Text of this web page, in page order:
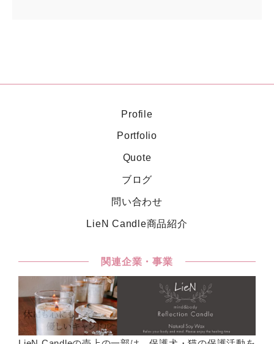
Profile
Portfolio
Quote
ブログ
問い合わせ
LieN Candle商品紹介
関連企業・事業